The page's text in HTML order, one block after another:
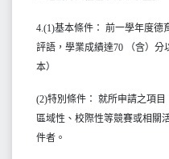
4.(1)基本條件： 前一學年度德
評語，學業成績達70 （含）
本）
(2)特別條件： 就所申請之項
區域性、校際性等競賽或相關
件者。